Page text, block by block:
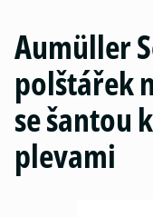
Aumüller
polštářek
se šantou
plevami